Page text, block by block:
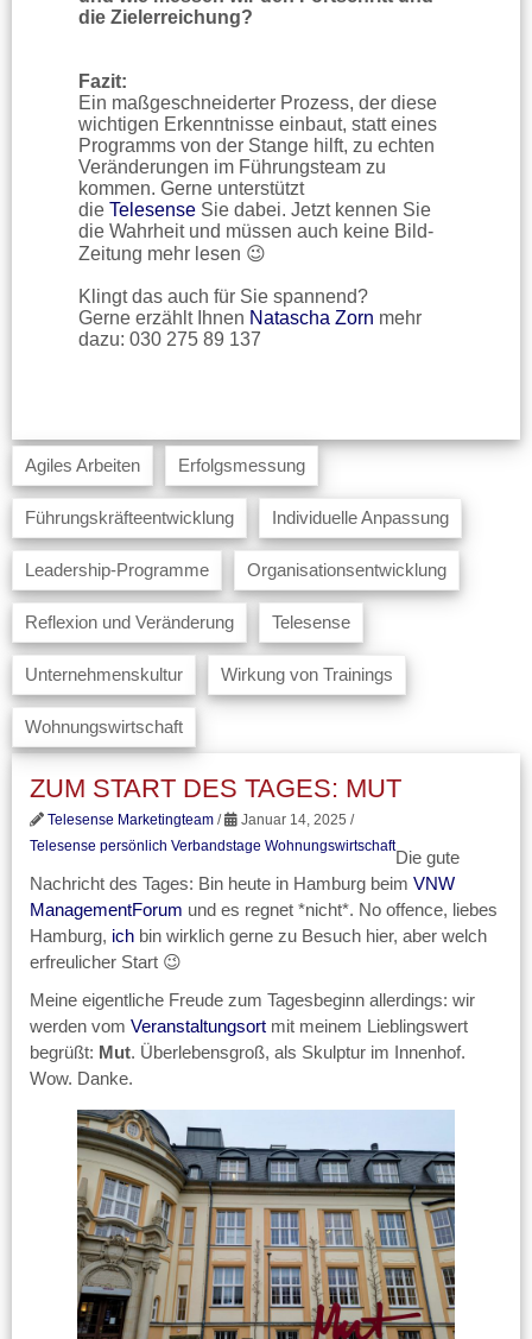
die Zielerreichung?
Fazit:
Ein maßgeschneiderter Prozess, der diese
wichtigen Erkenntnisse einbaut, statt eines
Programms von der Stange hilft, zu echten
Veränderungen im Führungsteam zu
kommen. Gerne unterstützt
die Telesense Sie dabei. Jetzt kennen Sie
die Wahrheit und müssen auch keine Bild-
Zeitung mehr lesen 😉
Klingt das auch für Sie spannend?
Gerne erzählt Ihnen Natascha Zorn mehr
dazu: 030 275 89 137
Agiles Arbeiten Erfolgsmessung
Führungskräfteentwicklung Individuelle Anpassung
Leadership-Programme Organisationsentwicklung
Reflexion und Veränderung Telesense
Unternehmenskultur Wirkung von Trainings
Wohnungswirtschaft
ZUM START DES TAGES: MUT
Telesense Marketingteam /
Januar 14, 2025 /
Telesense persönlich Verbandstage Wohnungswirtschaft
Die gute
Nachricht des Tages: Bin heute in Hamburg beim VNW
ManagementForum und es regnet *nicht*. No offence, liebes
Hamburg, ich bin wirklich gerne zu Besuch hier, aber welch
erfreulicher Start 😉
Meine eigentliche Freude zum Tagesbeginn allerdings: wir
werden vom Veranstaltungsort mit meinem Lieblingswert
begrüßt: Mut. Überlebensgroß, als Skulptur im Innenhof.
Wow. Danke.